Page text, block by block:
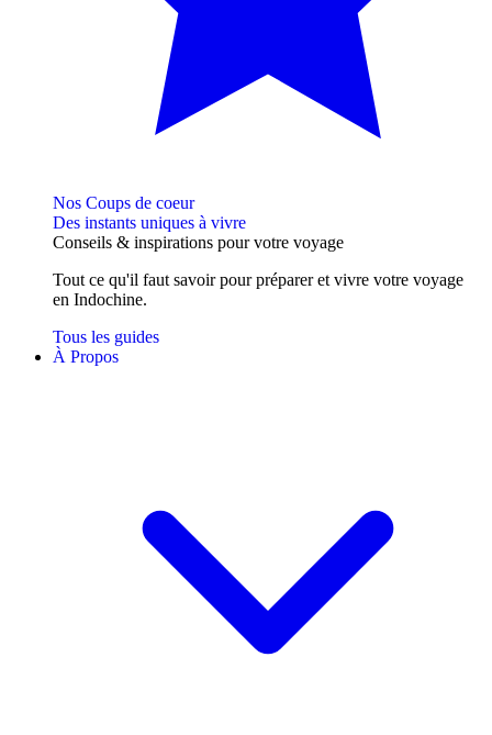
Nos Coups de coeur
Des instants uniques à vivre
Conseils & inspirations pour votre voyage
Tout ce qu'il faut savoir pour préparer et vivre votre voyage
en Indochine.
Tous les guides
À Propos